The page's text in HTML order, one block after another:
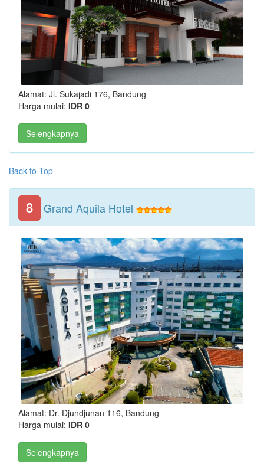
Alamat: Jl. Sukajadi 176, Bandung
Harga mulai: IDR 0
Selengkapnya
Back to Top
8 Grand Aquila Hotel
Alamat: Dr. Djundjunan 116, Bandung
Harga mulai: IDR 0
Selengkapnya